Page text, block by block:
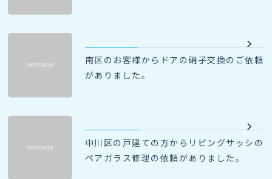
南区のお客様からドアの硝子交換のご依頼
がありました。
中川区の戸建ての方からリビングサッシの
ペアガラス修理の依頼がありました。